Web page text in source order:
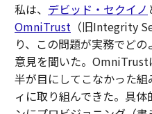
私は、 デビッド・セクイノ
OmniTrust（旧Integrity
り、この問題が実務でど
意見を聞いた。OmniTrust
半が目にしてこなかった
ィに取り組んできた。具